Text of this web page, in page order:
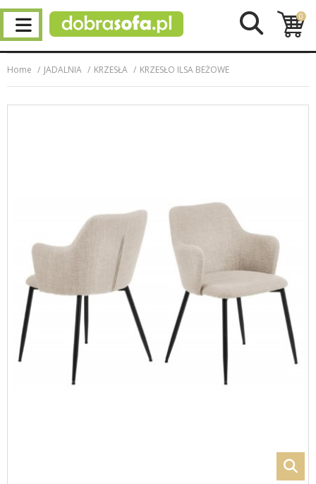
0
Home JADALNIA KRZESŁA KRZESŁO ILSA BEŻOWE